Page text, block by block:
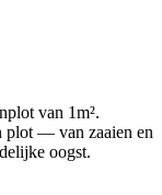
van 1m².
plot — van zaaien en
oogst.